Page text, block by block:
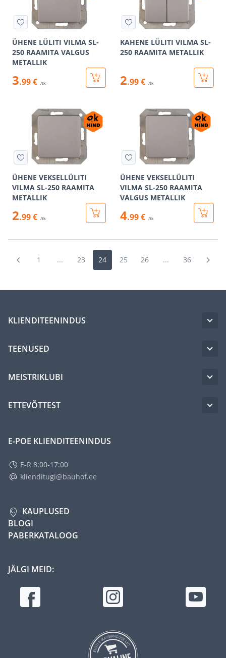
ÜHENE LÜLITI VILMA SL-
250 RAAMITA VALGUS
METALLIK
3.99 € /tk
KAHENE LÜLITI VILMA SL-
250 RAAMITA METALLIK
2.99 € /tk
ÜHENE VEKSELLÜLITI
VILMA SL-250 RAAMITA
METALLIK
2.99 € /tk
ÜHENE VEKSELLÜLITI
VILMA SL-250 RAAMITA
VALGUS METALLIK
4.99 € /tk
1 ... 23 24 25 26 ... 36
KLIENDITEENINDUS
TEENUSED
MEISTRIKLUBI
ETTEVÕTTEST
E-POE KLIENDITEENINDUS
E-R 8:00-17:00
klienditugi@bauhof.ee
KAUPLUSED
BLOGI
PABERKATALOOG
JÄLGI MEID: